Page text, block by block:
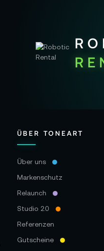
ÜBER TONEART
Über uns
Markenschutz
Relaunch
Studio 2.0
Referenzen
Gutscheine